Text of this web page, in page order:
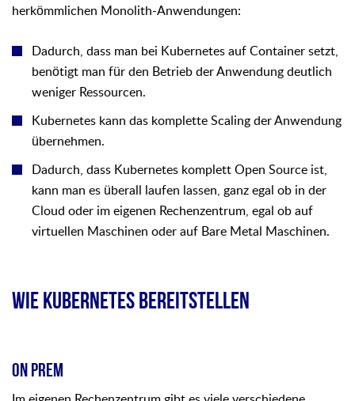
herkömmlichen Monolith-Anwendungen:
Dadurch, dass man bei Kubernetes auf Container setzt,
benötigt man für den Betrieb der Anwendung deutlich
weniger Ressourcen.
Kubernetes kann das komplette Scaling der Anwendung
übernehmen.
Dadurch, dass Kubernetes komplett Open Source ist,
kann man es überall laufen lassen, ganz egal ob in der
Cloud oder im eigenen Rechenzentrum, egal ob auf
virtuellen Maschinen oder auf Bare Metal Maschinen.
WIE KUBERNETES BEREITSTELLEN
ON PREM